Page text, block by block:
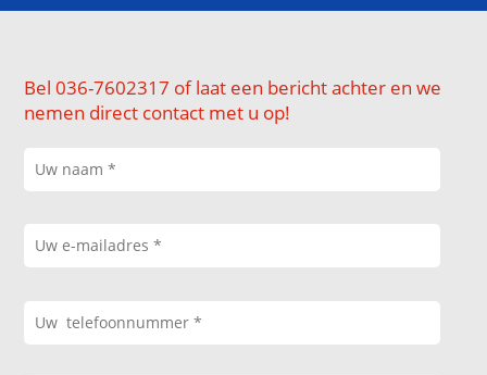
Bel 036-7602317 of laat een bericht achter en we
nemen direct contact met u op!